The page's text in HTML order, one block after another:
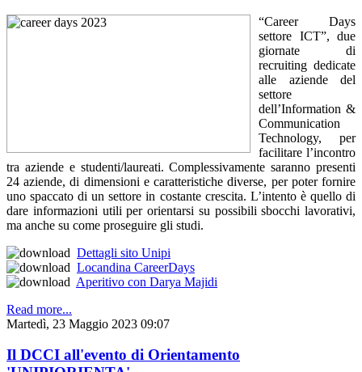
“Career Days
settore ICT”, due
giornate di
recruiting dedicate
alle aziende del
settore
dell’Information &
Communication
Technology, per
facilitare l’incontro
tra aziende e studenti/laureati. Complessivamente saranno presenti
24 aziende, di dimensioni e caratteristiche diverse, per poter fornire
uno spaccato di un settore in costante crescita. L’intento è quello di
dare informazioni utili per orientarsi su possibili sbocchi lavorativi,
ma anche su come proseguire gli studi.
Dettagli sito Unipi
Locandina CareerDays
Aperitivo con Darya Majidi
Read more...
Martedì, 23 Maggio 2023 09:07
Il DCCI all'evento di Orientamento